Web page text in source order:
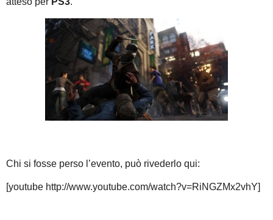
Chi si fosse perso l’evento, può rivederlo qui:
[youtube http://www.youtube.com/watch?v=RiNGZMx2vhY]